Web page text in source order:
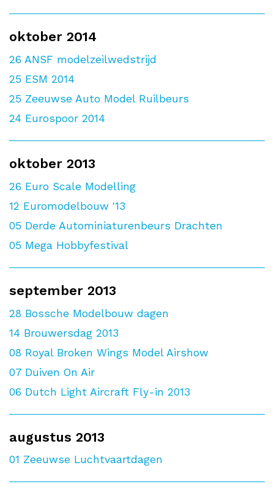
oktober 2014
26 ANSF modelzeilwedstrijd
25 ESM 2014
25 Zeeuwse Auto Model Ruilbeurs
24 Eurospoor 2014
oktober 2013
26 Euro Scale Modelling
12 Euromodelbouw '13
05 Derde Autominiaturenbeurs Drachten
05 Mega Hobbyfestival
september 2013
28 Bossche Modelbouw dagen
14 Brouwersdag 2013
08 Royal Broken Wings Model Airshow
07 Duiven On Air
06 Dutch Light Aircraft Fly-in 2013
augustus 2013
01 Zeeuwse Luchtvaartdagen